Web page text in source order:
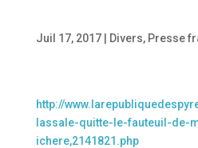
Juil 17, 2017| Divers, Presse
http://
lassale-quitte-le-fauteuil-de-
ichere,2141821.php